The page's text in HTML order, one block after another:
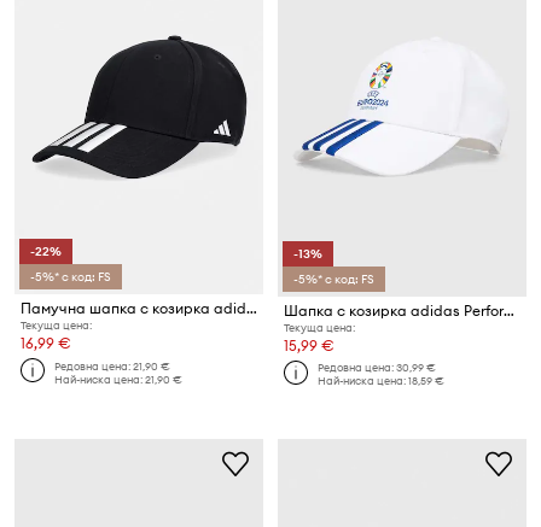
-22%
-5%* с код: FS
Памучна шапка с козирка adidas Performance
Текуща цена:
16,99 €
Редовна цена:21,90 €
Най-ниска цена:21,90 €
-13%
-5%* с код: FS
Шапка с козирка adidas Performance Euro 2024
Текуща цена:
15,99 €
Редовна цена:30,99 €
Най-ниска цена:18,59 €